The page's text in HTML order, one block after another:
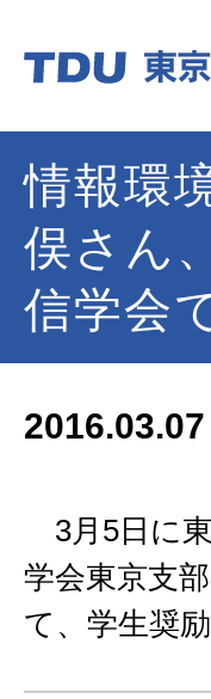
情報環
俣さん
信学会
2016.03.07
3月5日に
学会東京支
て、学生奨